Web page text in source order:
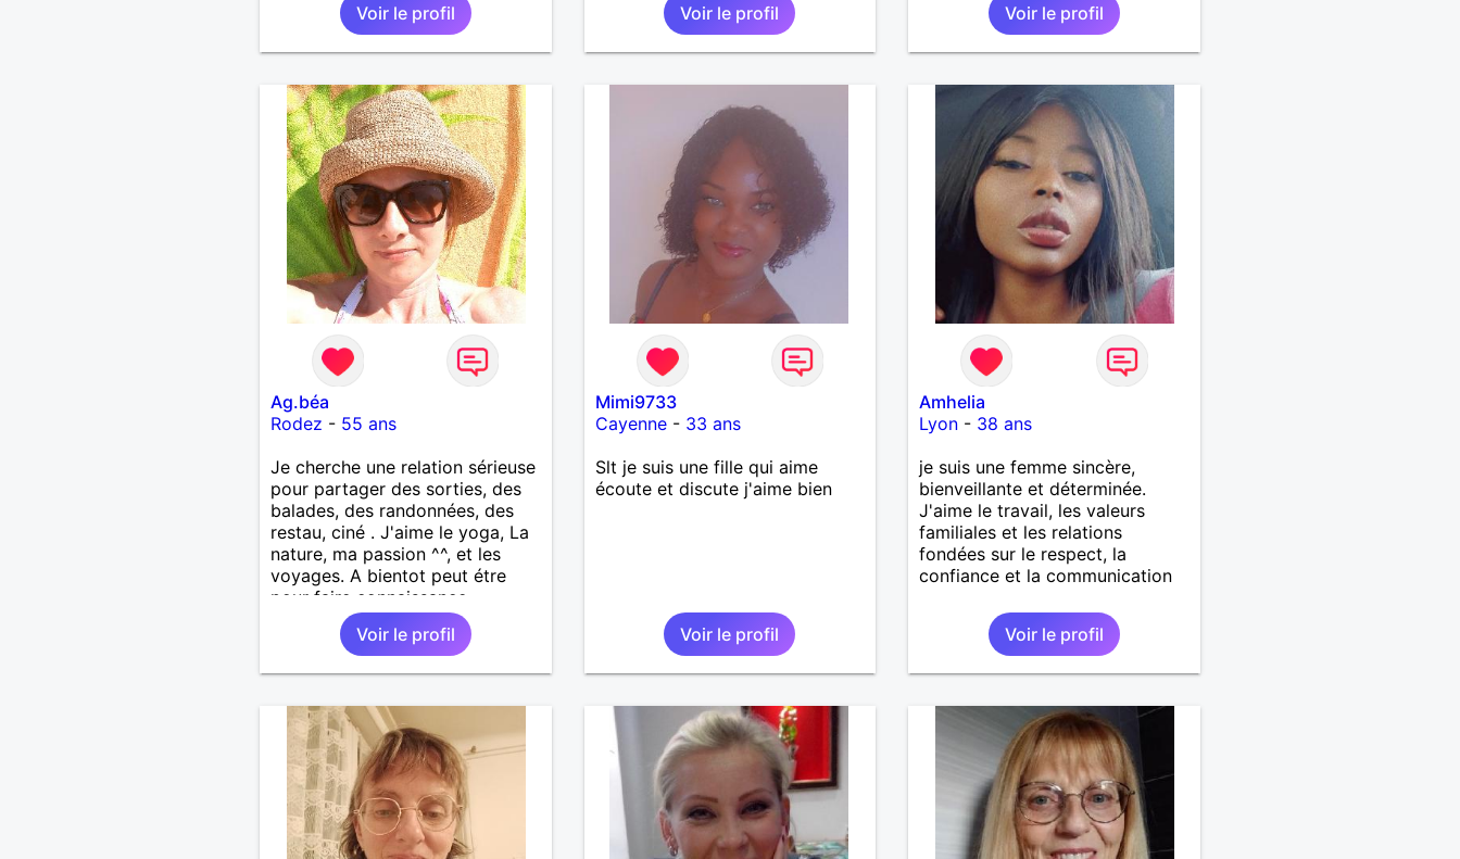
Voir le profil
Voir le profil Voir le profil
Ag.béa
Rodez - 55 ans
Je cherche une relation sérieuse
pour partager des sorties, des
balades, des randonnées, des
restau, ciné . J'aime le yoga, La
nature, ma passion ^^, et les
voyages. A bientot peut étre
pour faire connaissance
Voir le profil
Mimi9733
Cayenne- 33 ans
Slt je suis une fille qui aime
écoute et discute j'aime bien
Voir le profil
Amhelia
Lyon - 38 ans
je suis une femme sincère,
bienveillante et déterminée.
J'aime le travail, les valeurs
familiales et les relations
fondées sur le respect, la
confiance et la communication
Voir le profil